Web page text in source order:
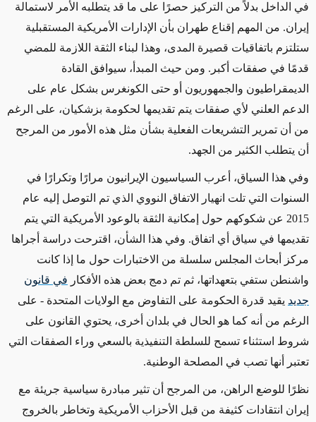
في الداخل بدلاً من التركيز حصرًا على ما قد يتطلبه الأمر لاستمالة
إيران. من المهم إقناع طهران بأن الإدارات الأمريكية المستقبلية
ستلتزم باتفاقيات قصيرة المدى، وهذا لبناء الثقة اللازمة للمضي
قدمًا في صفقات أكبر. ومن حيث المبدأ، سيوافق القادة
الديمقراطيون والجمهوريون أو حتى الكونغرس بشكل عام على
الدعم العلني لأي صفقات يتم تقديمها لحكومة بزشكيان، على الرغم
من أن تمرير التشريعات الفعلية بشأن مثل هذه الأمور من المرجح
أن يتطلب الكثير من الجهد.
وفي هذا السياق، أعرب السياسيون الإيرانيون مرارًا وتكرارًا في
السنوات التي تلت انهيار الاتفاق النووي الذي تم التوصل إليه عام
2015 عن شكوكهم حول إمكانية الثقة بالوعود الأمريكية التي يتم
تقديمها في سياق أي اتفاق. وفي هذا الشأن، اقترحت دراسة أجراها
مركز أبحاث المجلس سلسلة من الاختبارات حول ما إذا كانت
واشنطن ستفي بتعهداتها، ثم تم دمج بعض هذه الأفكار في قانون
جديد يقيد قدرة الحكومة على التفاوض مع الولايات المتحدة - على
الرغم من أنه كما هو الحال في بلدان أخرى، يحتوي القانون على
شروط استثناء تسمح للسلطة التنفيذية بالسعي وراء الصفقات التي
تعتبر أنها تصب في المصلحة الوطنية.
نظرًا للوضع الراهن، من المرجح أن تثير مبادرة سياسية جريئة مع
إيران انتقادات كثيفة من قبل الأحزاب الأمريكية وتخاطر بالخروج